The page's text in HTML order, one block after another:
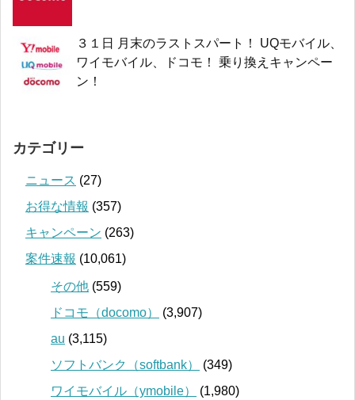
３１日 月末のラストスパート！ UQモバイル、
ワイモバイル、ドコモ！ 乗り換えキャンペー
ン！
カテゴリー
ニュース (27)
お得な情報 (357)
キャンペーン (263)
案件速報 (10,061)
その他 (559)
ドコモ（docomo）
(3,907)
au (3,115)
ソフトバンク（softbank）
(349)
ワイモバイル（ymobile）
(1,980)